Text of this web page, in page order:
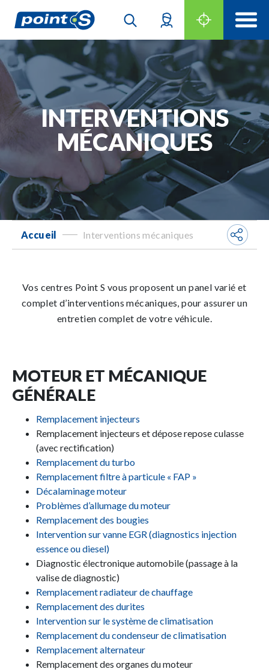
INTERVENTIONS
MÉCANIQUES
Accueil - Interventions mécaniques
Vos centres Point S vous proposent un panel varié et
complet d’interventions mécaniques, pour assurer un
entretien complet de votre véhicule.
MOTEUR ET MÉCANIQUE
GÉNÉRALE
Remplacement injecteurs
Remplacement injecteurs et dépose repose culasse
(avec rectification)
Remplacement du turbo
Remplacement filtre à particule « FAP »
Décalaminage moteur
Problèmes d’allumage du moteur
Remplacement des bougies
Intervention sur vanne EGR (diagnostics injection
essence ou diesel)
Diagnostic électronique automobile (passage à la
valise de diagnostic)
Remplacement radiateur de chauffage
Remplacement des durites
Intervention sur le système de climatisation
Remplacement du condenseur de climatisation
Remplacement alternateur
Remplacement des organes du moteur